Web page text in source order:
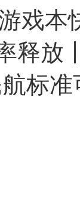
戏本
释放
标